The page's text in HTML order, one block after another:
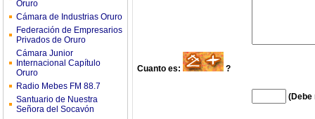
Oruro
Cámara de Industrias Oruro
Federación de Empresarios
Privados de Oruro
Cámara Junior
Internacional Capítulo
Oruro
Radio Mebes FM 88.7
Santuario de Nuestra
Señora del Socavón
Cuanto es: ?
(Debe